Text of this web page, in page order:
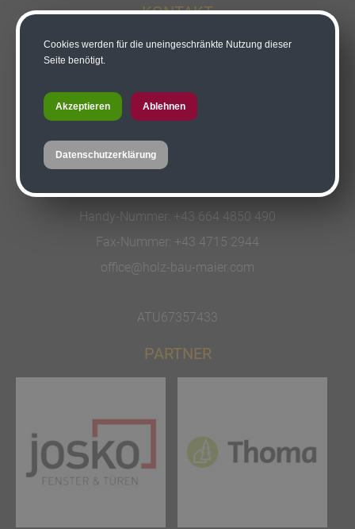
KONTAKT
Tischlerei-Zimmerei Maier GmbH
Kötschach 46
9640 Kötschach-Mauthen
Telefon-Nummer:+43 4715 2940
Handy-Nummer: +43 664 4850 490
Fax-Nummer: +43 4715 2944
office@holz-bau-maier.com
ATU67357433
PARTNER
Cookies werden für die uneingeschränkte Nutzung dieser
Seite benötigt.
Akzeptieren Ablehnen
Datenschutzerklärung